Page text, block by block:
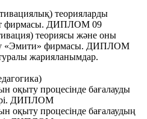
теорияларды
фирмасы. ДИПЛОМ 09
теориясы және оны
«Эмити» фирмасы. ДИПЛОМ
жарияланымдар.
оқыту процесінде бағалауды
ДИПЛОМ
оқыту процесінде бағалаудың